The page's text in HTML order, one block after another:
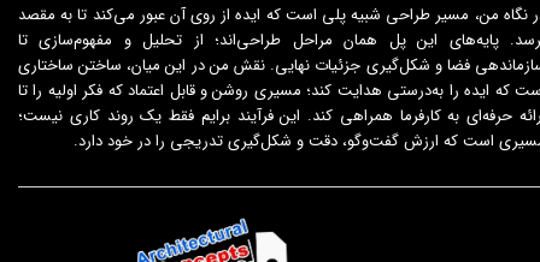
نگاه من، مسیر طراحی شبیه پلی است که ایده از روی آن عبور می‌کند تا به مقصد
پایه‌های این پل همان مراحل طراحی‌اند؛ از تحلیل و مفهوم‌سازی تا
فضا و شکل‌گیری جزئیات نهایی. نقش من در این میان، ساختن ساختاری
که ایده را به‌درستی هدایت کند؛ مسیری روشن و قابل اعتماد که فکر اولیه را تا
حرفه‌ای به کارفرما همراهی کند. این فرآیند برایم فقط یک روند کاری نیست؛
است که ارزش گفت‌وگو، دقت و شکل‌گیری تدریجی را در خود دارد.​​​​​​​